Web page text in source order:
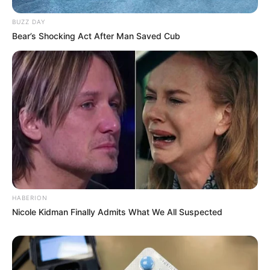
Financiamento dos Agentes de
no centro do debate nacional.
FAÇA O SEU COMENTÁRIO AQUI!
FALE CONOSCO
Nome
E-mail
Mensagem
BUZZ DAY
Bear’s Shocking Act After Man Saved Cub
HABERION
Nicole Kidman Finally Admits What We All Suspected